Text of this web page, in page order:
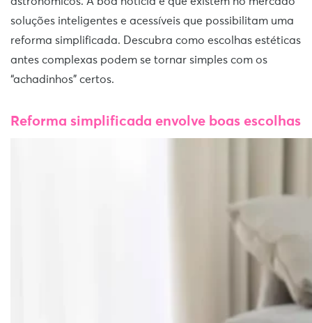
soluções inteligentes e acessíveis que possibilitam uma
reforma simplificada. Descubra como escolhas estéticas
antes complexas podem se tornar simples com os
“achadinhos” certos.
Reforma simplificada envolve boas escolhas